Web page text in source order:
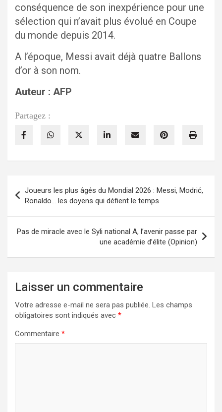
conséquence de son inexpérience pour une
sélection qui n’avait plus évolué en Coupe
du monde depuis 2014.
A l’époque, Messi avait déjà quatre Ballons
d’or à son nom.
Auteur : AFP
Partagez :
de
l’article
Joueurs les plus âgés du Mondial 2026 : Messi, Modrić,
Ronaldo… les doyens qui défient le temps
Pas de miracle avec le Syli national A, l’avenir passe par
une académie d’élite (Opinion)
Laisser un commentaire
Votre adresse e-mail ne sera pas publiée. Les champs
obligatoires sont indiqués avec *
Commentaire *